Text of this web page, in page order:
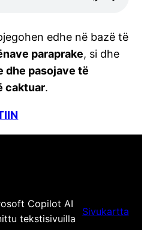
edhe në bazë të
paraprake, si dhe
dhe pasojave të
caktuar.
Copilot AI
tekstisivuilla
Sivukartta